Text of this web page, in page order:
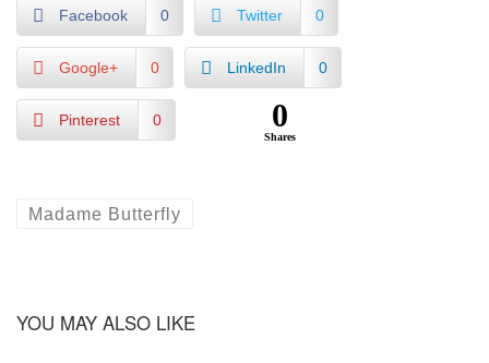
Facebook 0 Twitter 0
Google+ 0 LinkedIn 0
Pinterest 0 0
Shares
Madame Butterfly
YOU MAY ALSO LIKE